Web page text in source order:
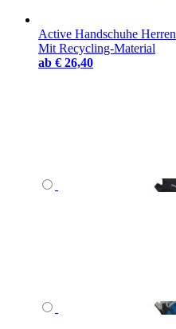
Active Handschuhe Herren
Mit Recycling-Material
ab € 26,40